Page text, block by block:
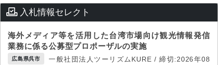
入札情報セレクト
海外メディア等を活用した台湾市場向け観光情報発信
業務に係る公募型プロポーザルの実施
広島県呉市
一般社団法人ツーリズムKURE / 締切:2026年08